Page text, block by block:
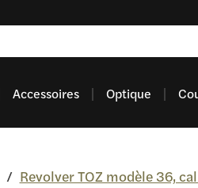
Accessoires Optique
/ Revolver TOZ modèle 36,